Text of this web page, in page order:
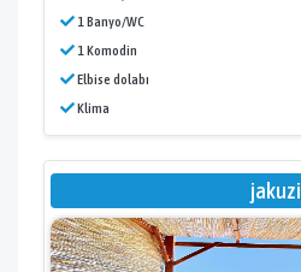
1 Banyo/WC
1 Komodin
Elbise dolabı
Klima
jakuzi